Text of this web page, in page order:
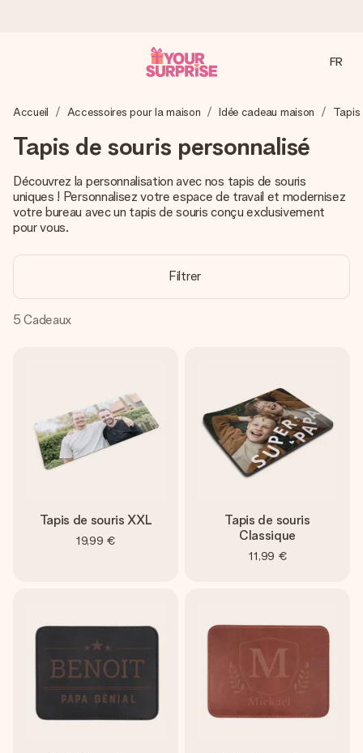
Nous préparons votre cadeau avec attention et l’envoyons
quand cela compte le plus.
4,8 (sur la base de +15 000 avis)
une note de 4,8 sur Google Reviews (total de tous les
pays où nous sommes présents).
Sans complications, juste tout l’amour pour le moment idéal.
FR
Accueil Accessoires pour la maison Idée cadeau maison Tapis
Tapis de souris personnalisé
Découvrez la personnalisation avec nos tapis de souris
uniques ! Personnalisez votre espace de travail et modernisez
votre bureau avec un tapis de souris conçu exclusivement
pour vous.
Filtrer
5 Cadeaux
Tapis de souris XXL
19,99 €
Tapis de souris
Classique
11,99 €